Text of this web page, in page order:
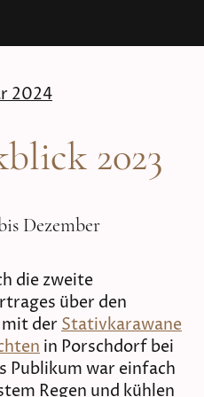
2024
2023
Dezember
die zweite
über den
der Stativkarawane
in Porschdorf bei
Publikum war einfach
Regen und kühlen